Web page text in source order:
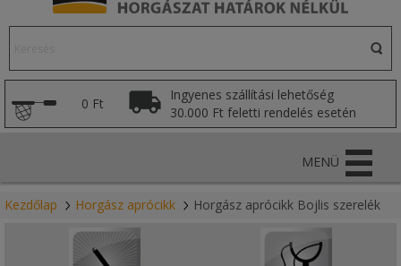
0 Ft
Ingyenes szállítási lehetőség
30.000 Ft feletti rendelés esetén
MENÜ
Kezdőlap Horgász aprócikk Horgász aprócikk Bojlis szerelék